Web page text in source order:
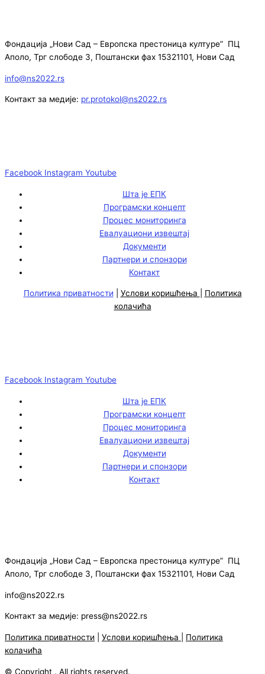
Фондација „Нови Сад – Европска престоница културе” ПЦ
Аполо, Трг слободе 3, Поштански фах 15321101, Нови Сад
info@ns2022.rs
Контакт за медије: pr.protokol@ns2022.rs
Facebook Instagram Youtube
Шта је ЕПК
Програмски концепт
Процес мониторинга
Евалуациони извештај
Документи
Партнери и спонзори
Контакт
Политика приватности Услови коришћења
Политика
колачића
Facebook Instagram Youtube
Шта је ЕПК
Програмски концепт
Процес мониторинга
Евалуациони извештај
Документи
Партнери и спонзори
Контакт
Фондација „Нови Сад – Европска престоница културе” ПЦ
Аполо, Трг слободе 3, Поштански фах 15321101, Нови Сад
info@ns2022.rs
Контакт за медије: press@ns2022.rs
Политика приватности Услови коришћења
Политика
колачића
© Copyright . All rights reserved.